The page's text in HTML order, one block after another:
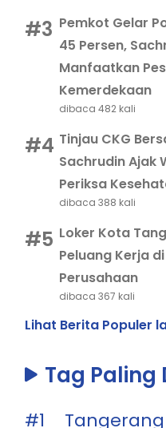
#3 Pemkot Gelar
45 Persen,
Manfaatkan
Kemerdekaan
dibaca 482 kali
#4 Tinjau CKG
Sachrudin Ajak
Periksa
dibaca 388 kali
#5 Loker Kota
Peluang Kerja
Perusahaan
dibaca 367 kali
Lihat Berita Populer
Tag Paling
#1